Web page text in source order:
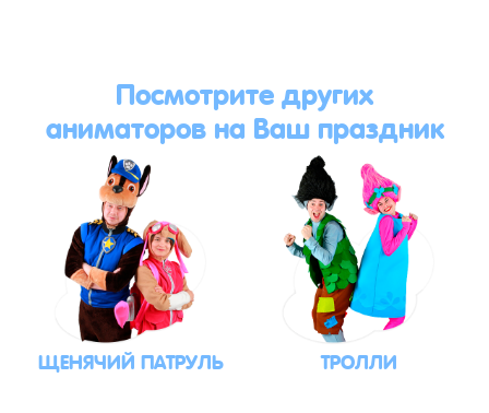
Посмотрите других
аниматоров на Ваш праздник
ЩЕНЯЧИЙ ПАТРУЛЬ ТРОЛЛИ